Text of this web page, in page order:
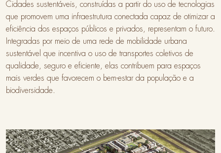
Cidades sustentáveis, construídas a partir do uso de tecnologias
que promovem uma infraestrutura conectada capaz de otimizar a
eficiência dos espaços públicos e privados, representam o futuro.
Integradas por meio de uma rede de mobilidade urbana
sustentável que incentiva o uso de transportes coletivos de
qualidade, seguro e eficiente, elas contribuem para espaços
mais verdes que favorecem o bem-estar da população e a
biodiversidade.